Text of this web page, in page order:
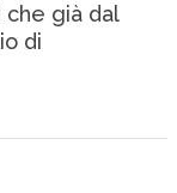
già dal
di